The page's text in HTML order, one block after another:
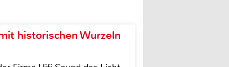
historischen Wurzeln